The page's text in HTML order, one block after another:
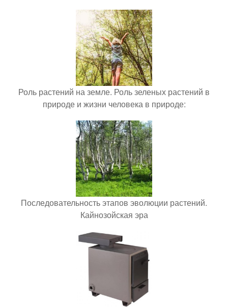
Роль растений на земле. Роль зеленых растений в
природе и жизни человека в природе:
Последовательность этапов эволюции растений.
Кайнозойская эра